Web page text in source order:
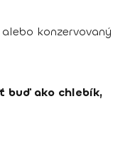
konzervovaný
buď ako chlebík,